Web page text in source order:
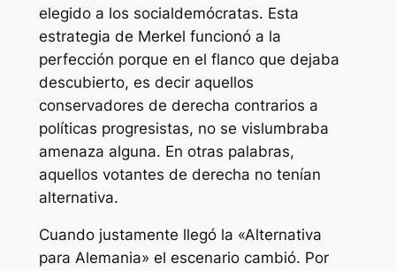
elegido a los socialdemócratas. Esta
estrategia de Merkel funcionó a la
perfección porque en el flanco que dejaba
descubierto, es decir aquellos
conservadores de derecha contrarios a
políticas progresistas, no se vislumbraba
amenaza alguna. En otras palabras,
aquellos votantes de derecha no tenían
alternativa.
Cuando justamente llegó la «Alternativa
para Alemania» el escenario cambió. Por